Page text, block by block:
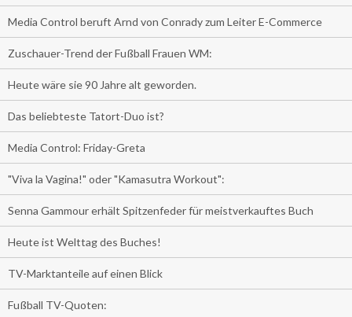
Media Control beruft Arnd von Conrady zum Leiter E-Commerce
Zuschauer-Trend der Fußball Frauen WM:
Heute wäre sie 90 Jahre alt geworden.
Das beliebteste Tatort-Duo ist?
Media Control: Friday-Greta
"Viva la Vagina!" oder "Kamasutra Workout":
Senna Gammour erhält Spitzenfeder für meistverkauftes Buch
Heute ist Welttag des Buches!
TV-Marktanteile auf einen Blick
Fußball TV-Quoten: